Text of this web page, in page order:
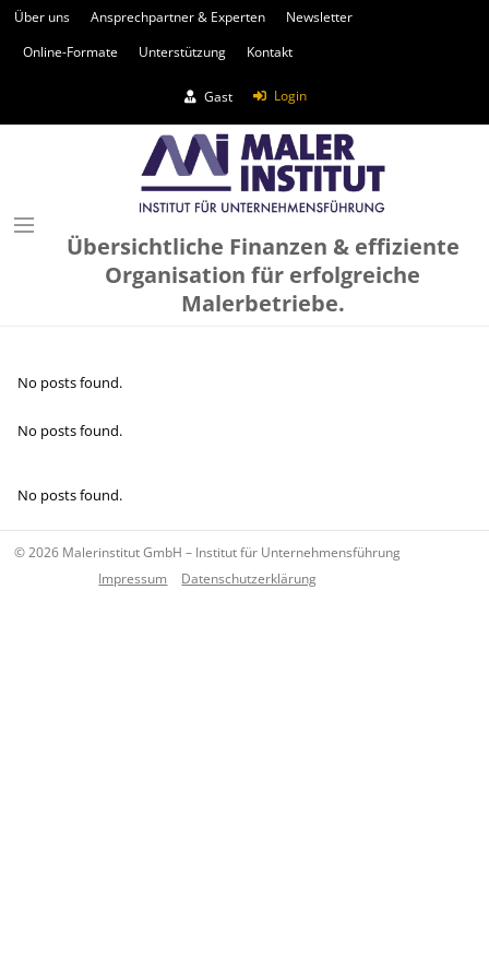
Über uns Ansprechpartner & Experten
Newsletter
Online-Formate
Unterstützung Kontakt
Gast Login
Übersichtliche Finanzen & effiziente
Organisation für erfolgreiche
Malerbetriebe.
No posts found.
No posts found.
No posts found.
© 2026 Malerinstitut GmbH – Institut für Unternehmensführung
Impressum
Datenschutzerklärung